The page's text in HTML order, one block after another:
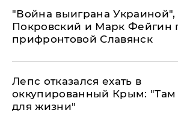
"Война выиграна Украиной",
Покровский и Марк Фейгин
прифронтовой Славянск
Лепс отказался ехать в
оккупированный Крым: "Там
для жизни"